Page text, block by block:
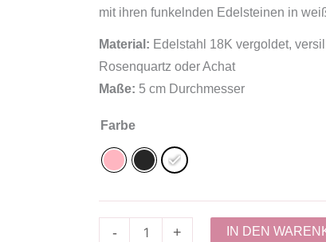
mit ihren funkelnden Edelsteinen in
Material: Edelstahl 18K vergoldet,
Rosenquartz oder Achat
Maße: 5 cm Durchmesser
Farbe
- + IN DEN